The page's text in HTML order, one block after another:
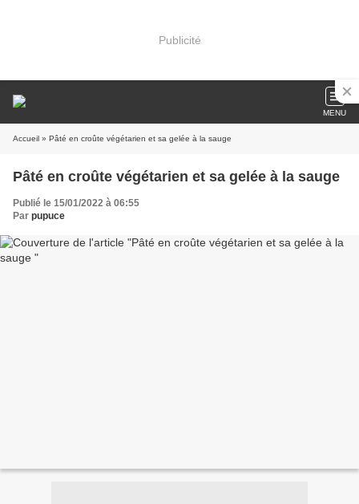
Publicité
MENU
Accueil » Pâté en croûte végétarien et sa gelée à la sauge
Pâté en croûte végétarien et sa gelée à la sauge
Publié le 15/01/2022 à 06:55
Par pupuce